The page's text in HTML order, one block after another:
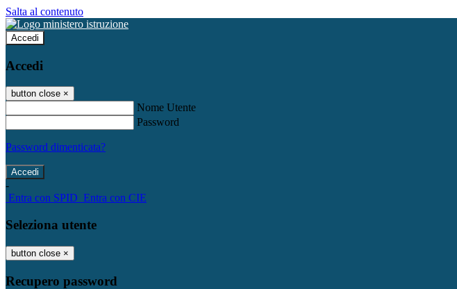
Salta al contenuto
Accedi
Accedi
button close ×
Nome Utente
Password
Password dimenticata?
-
Entra con SPID Entra con CIE
Seleziona utente
button close ×
Recupero password